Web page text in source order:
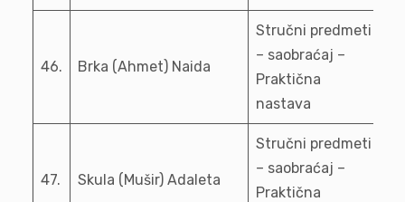
46. Brka (Ahmet) Naida
Stručni predmeti
– saobraćaj –
Praktična
nastava
47. Skula (Mušir) Adaleta
Stručni predmeti
– saobraćaj –
Praktična